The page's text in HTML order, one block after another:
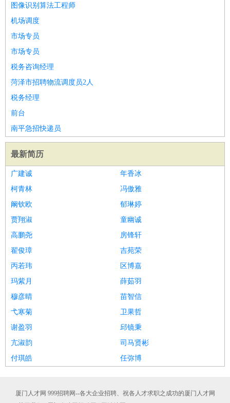
图像识别算法工程师
机场调度
市场专员
市场专员
税务咨询经理
菏泽市招聘物流调度员2人
税务经理
前台
南平急招快递员
最新简历
广建诚
年香冰
柯青林
冯傲雅
阚钦欧
郁琳婷
贾翔淑
童幽诚
高鹏尧
房锋轩
翟俊璋
吉苑荣
丙若玮
区博嘉
玛紫月
薛茹羽
穆彦晴
苗智信
弋寒菊
卫果哲
谢盈羽
邱镜秉
亢淑韵
司马贤彬
付琪皓
任弥博
厦门人才网 999招聘网--各大企业招聘、祝各人才求职之成功的厦门人才网